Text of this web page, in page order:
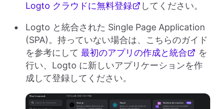
Logto クラウドに無料登録
してください。
Logto と統合された Single Page Application
(SPA)。持っていない場合は、こちらのガイド
を参考にして 最初のアプリの作成と統合
を
行い、Logto に新しいアプリケーションを作
成して登録してください。